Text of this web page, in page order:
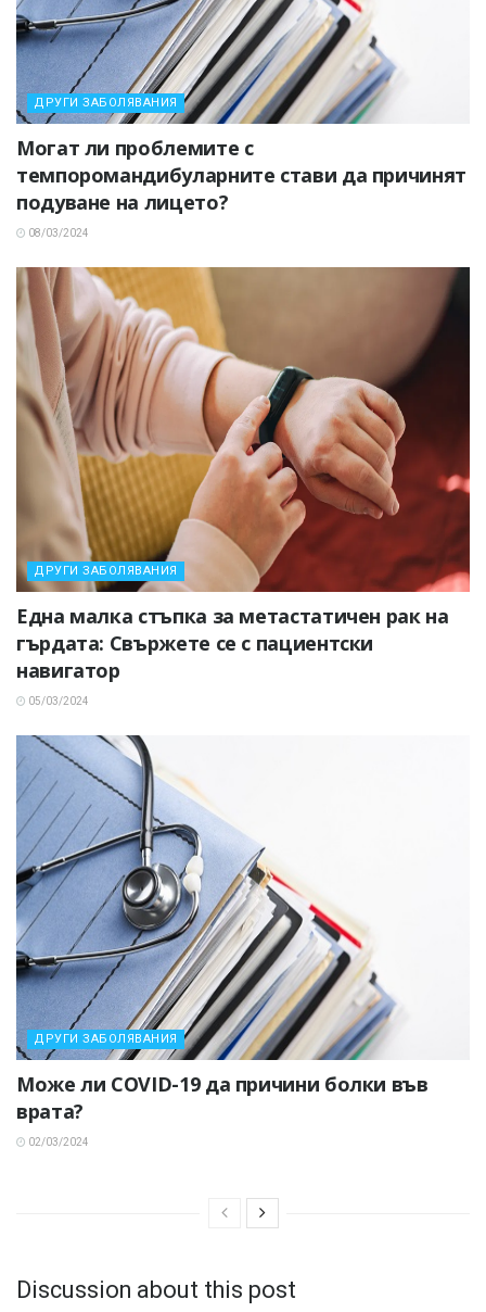
ДРУГИ ЗАБОЛЯВАНИЯ
Могат ли проблемите с
темпоромандибуларните стави да причинят
подуване на лицето?
08/03/2024
ДРУГИ ЗАБОЛЯВАНИЯ
Една малка стъпка за метастатичен рак на
гърдата: Свържете се с пациентски
навигатор
05/03/2024
ДРУГИ ЗАБОЛЯВАНИЯ
Може ли COVID-19 да причини болки във
врата?
02/03/2024
Discussion about this post